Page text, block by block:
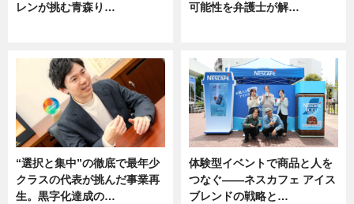
レンが挑む青森り…
可能性を弁護士が解…
“選択と集中”の徹底で最年少
クラスの代表が挑んだ事業再
生。黒字化達成の…
体験型イベントで商品と人を
つなぐ――ネスカフェ アイス
ブレンドの戦略と…